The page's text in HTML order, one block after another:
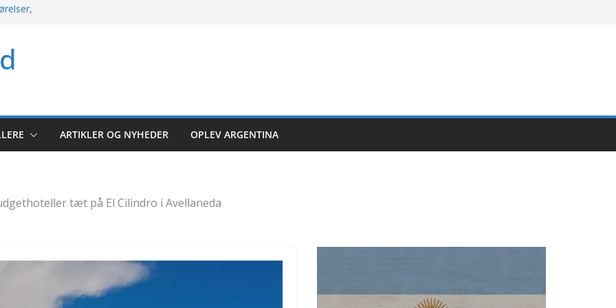
og mere
kampoversigt
Hele runden
2026
ARTIKLER OG NYHEDER OPLEV ARGENTINA
tæt på El Cilindro i Avellaneda